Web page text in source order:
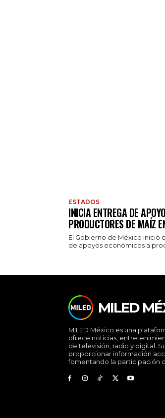
ESTADOS
INICIA ENTREGA DE
PRODUCTORES DE MAÍZ
El Gobierno de México inició
de apoyos económicos a
MILED
MILED México es una
ofrece noticias,
de televisión, radio y digital.
proporcionar información
fomentando la participación